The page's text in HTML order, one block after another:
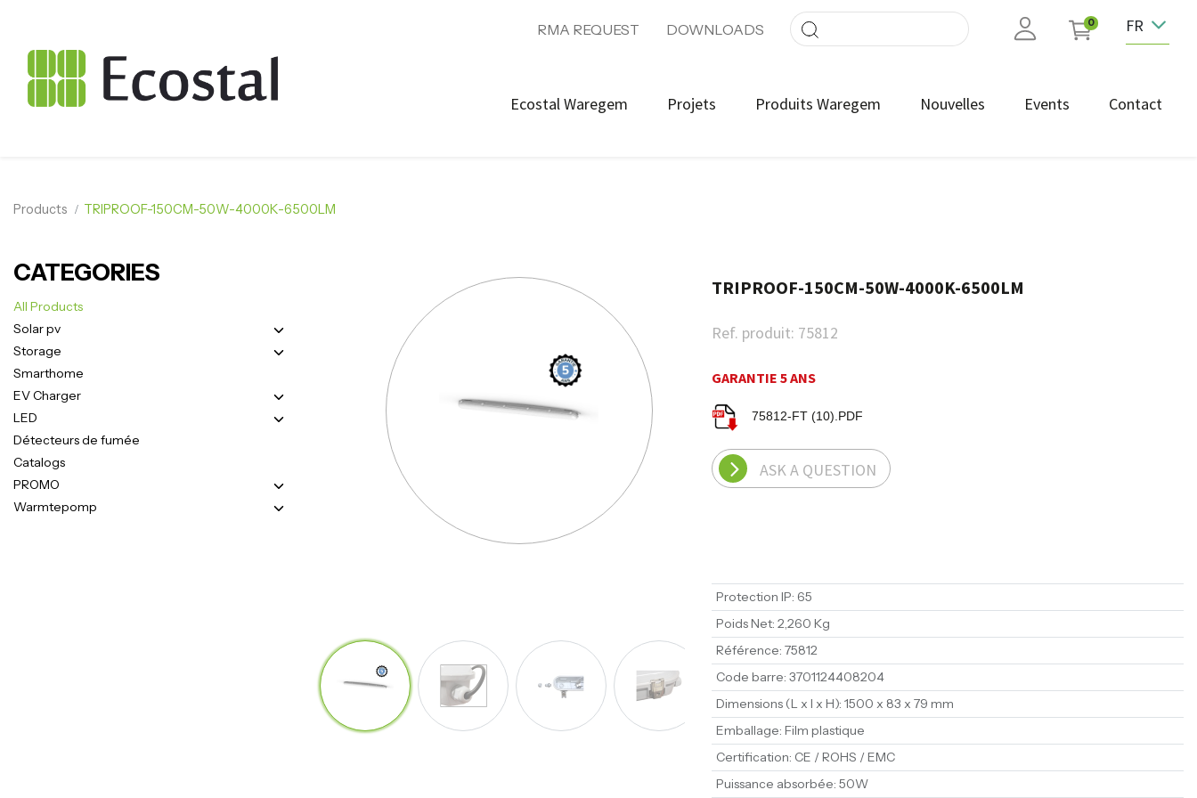
RMA REQUEST DOWNLOADS 0 FR
Ecostal Waregem Projets Produits Waregem Nouvelles Events Contact
Products TRIPROOF-150CM-50W-4000K-6500LM
CATEGORIES
All Products
Solar pv
Storage
Smarthome
EV Charger
LED
Détecteurs de fumée
Catalogs
PROMO
Warmtepomp
TRIPROOF-150CM-50W-4000K-6500LM
Ref. produit: 75812
GARANTIE 5 ANS
75812-FT (10).PDF
ASK A QUESTION
Protection IP: 65
Poids Net: 2,260 Kg
Référence: 75812
Code barre: 3701124408204
Dimensions (L x I x H): 1500 x 83 x 79 mm
Emballage: Film plastique
Certification: CE / ROHS / EMC
Puissance absorbée: 50W